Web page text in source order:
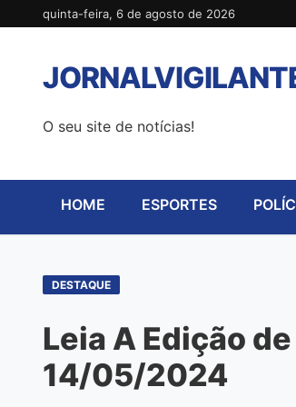
para
conteúdo
quinta-feira, 6 de agosto de 2026
O seu site de notícias!
HOME ESPORTES
DESTAQUE
Leia A Edição
14/05/2024